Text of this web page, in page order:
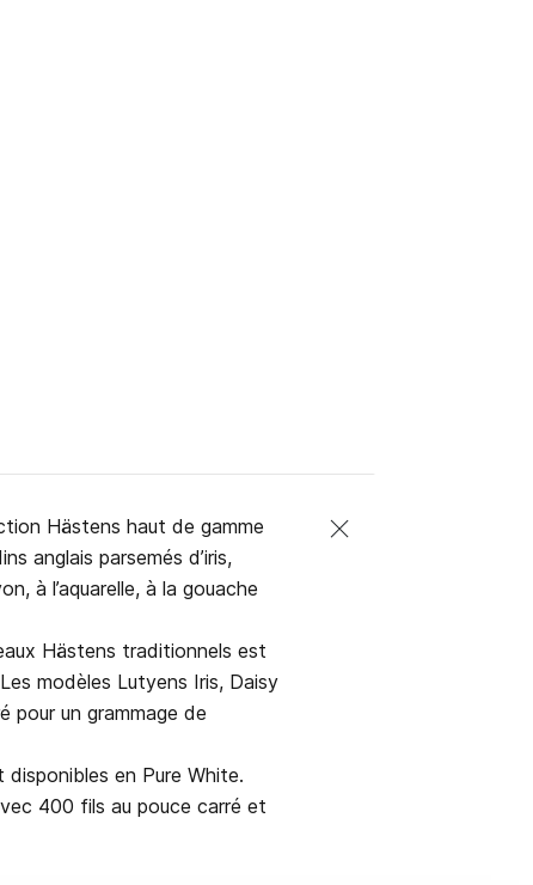
Hästens haut de gamme
anglais parsemés d’iris,
à l’aquarelle, à la gouache
Hästens traditionnels est
modèles Lutyens Iris, Daisy
pour un grammage de
en Pure White.
400 fils au pouce carré et